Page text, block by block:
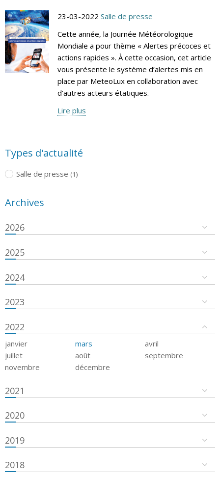
23-03-2022 Salle de presse
Cette année, la Journée Météorologique
Mondiale a pour thème « Alertes précoces et
actions rapides ». À cette occasion, cet article
vous présente le système d’alertes mis en
place par MeteoLux en collaboration avec
d’autres acteurs étatiques.
Lire plus
Types d'actualité
Salle de presse (1)
Archives
2026
2025
2024
2023
2022
janvier mars
avril
juillet
août
septembre
novembre
décembre
2021
2020
2019
2018